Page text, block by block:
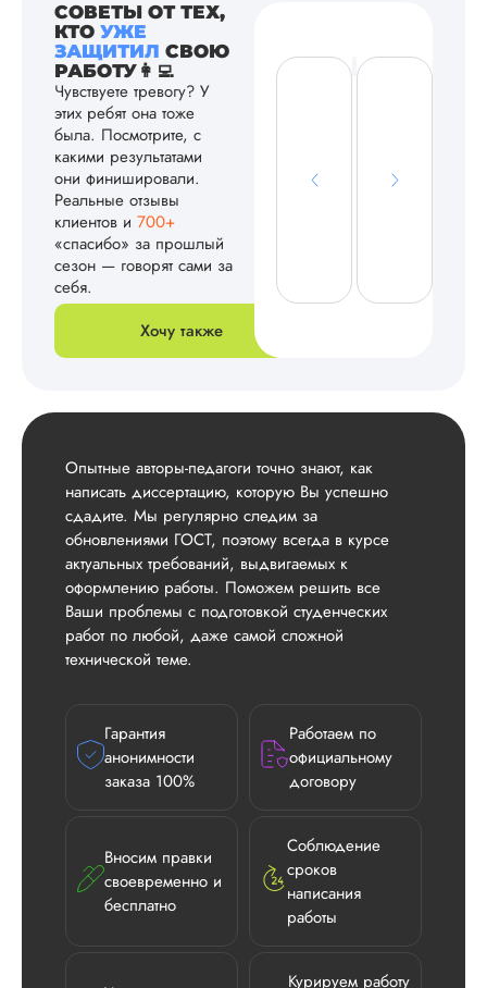
СОВЕТЫ ОТ ТЕХ,
КТО УЖЕ
ЗАЩИТИЛ СВОЮ
РАБОТУ👩‍💻
Чувствуете тревогу? У
этих ребят она тоже
была. Посмотрите, с
какими результатами
они финишировали.
Реальные отзывы
клиентов и 700+
«спасибо» за прошлый
сезон — говорят сами за
себя.
Хочу также
Опытные авторы-педагоги точно знают, как
написать диссертацию, которую Вы успешно
сдадите. Мы регулярно следим за
обновлениями ГОСТ, поэтому всегда в курсе
актуальных требований, выдвигаемых к
оформлению работы. Поможем решить все
Ваши проблемы с подготовкой студенческих
работ по любой, даже самой сложной
технической теме.
Гарантия
анонимности
заказа 100%
Работаем по
официальному
договору
Вносим правки
своевременно и
бесплатно
Соблюдение
сроков
написания
работы
Курируем работу